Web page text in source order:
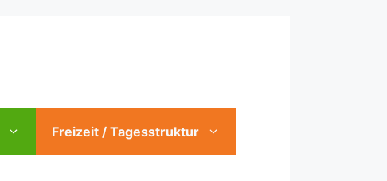
Freizeit / Tagesstruktur